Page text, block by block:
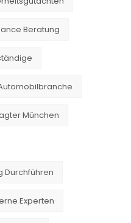
Beratung
München
Durchführen
Experten